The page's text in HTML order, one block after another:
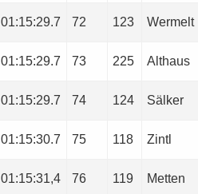
01:15:29.7 72 123 Wermelt
01:15:29.7 73 225 Althaus
01:15:29.7 74 124 Sälker
01:15:30.7 75 118 Zintl
01:15:31,4 76 119 Metten